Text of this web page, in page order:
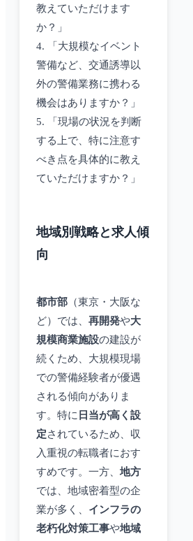
教えていただけます
か？」
4. 「大規模なイベント
警備など、交通誘導以
外の警備業務に携わる
機会はありますか？」
5. 「現場の状況を判断
する上で、特に注意す
べき点を具体的に教え
ていただけますか？」
地域別戦略と求人傾
向
都市部 （東京・大阪な
ど）では、 再開発や大
規模商業施設の建設が
続くため、大規模現場
での警備経験者が優遇
される傾向がありま
す。特に 日当が高く設
定されているため、収
入重視の転職者におす
すめです。一方、 地方
では、地域密着型の企
業が多く、 インフラの
老朽化対策工事や地域